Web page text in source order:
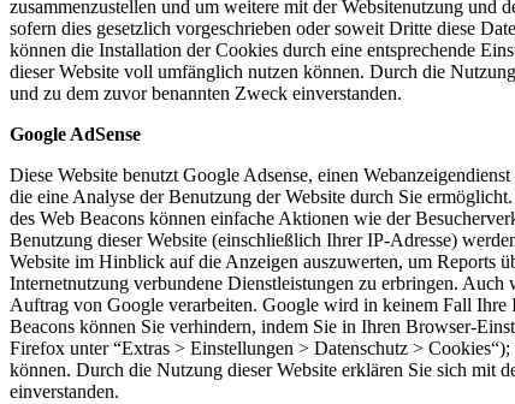
zusammenzustellen und um weitere mit der Websitenutzung und
sofern dies gesetzlich vorgeschrieben oder soweit Dritte diese
können die Installation der Cookies durch eine entsprechende
dieser Website voll umfänglich nutzen können. Durch die
und zu dem zuvor benannten Zweck einverstanden.
Google AdSense
Diese Website benutzt Google Adsense, einen
die eine Analyse der Benutzung der Website durch Sie
des Web Beacons können einfache Aktionen wie der
Benutzung dieser Website (einschließlich Ihrer IP-Adresse)
Website im Hinblick auf die Anzeigen auszuwerten, um Reports
Internetnutzung verbundene Dienstleistungen zu erbringen.
Auftrag von Google verarbeiten. Google wird in keinem Fall Ihre
Beacons können Sie verhindern, indem Sie in Ihren Browser-
Firefox unter “Extras > Einstellungen > Datenschutz >
können. Durch die Nutzung dieser Website erklären Sie sich mit
einverstanden.